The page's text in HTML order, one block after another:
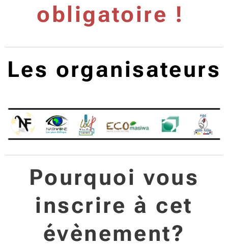
obligatoire !
Les organisateurs
Pourquoi vous
inscrire à cet
évènement?